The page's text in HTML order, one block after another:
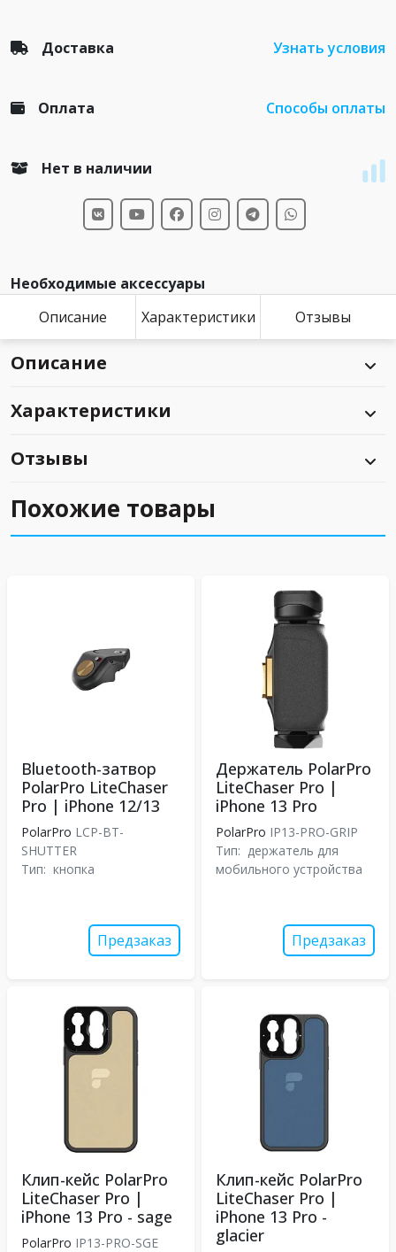
Доставка Узнать условия
Оплата Способы оплаты
Нет в наличии
Необходимые аксессуары
Описание
Характеристики Отзывы
Описание
Характеристики
Отзывы
Похожие товары
Bluetooth-затвор
PolarPro LiteChaser
Pro | iPhone 12/13
PolarPro LCP-BT-
SHUTTER
Тип: кнопка
Предзаказ
Держатель PolarPro
LiteChaser Pro |
iPhone 13 Pro
PolarPro IP13-PRO-GRIP
Тип: держатель для
мобильного устройства
Предзаказ
Клип-кейс PolarPro
LiteChaser Pro |
iPhone 13 Pro - sage
PolarPro IP13-PRO-SGE
Клип-кейс PolarPro
LiteChaser Pro |
iPhone 13 Pro -
glacier